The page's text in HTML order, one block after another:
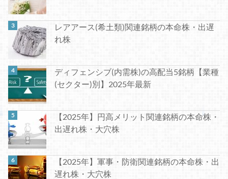
レアアース(希土類)関連銘柄の本命株・出遅
れ株
ディフェンシブ(内需株)の高配当5銘柄【業種
(セクター)別】2025年最新
【2025年】円高メリット関連銘柄の本命株・
出遅れ株・大穴株
【2025年】軍事・防衛関連銘柄の本命株・出
遅れ株・大穴株